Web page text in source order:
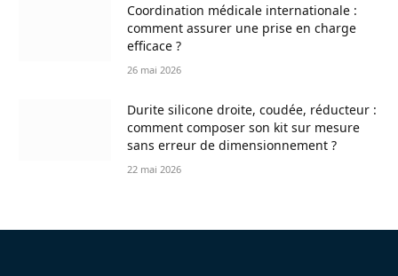
Coordination médicale internationale :
comment assurer une prise en charge
efficace ?
26 mai 2026
Durite silicone droite, coudée, réducteur :
comment composer son kit sur mesure
sans erreur de dimensionnement ?
22 mai 2026